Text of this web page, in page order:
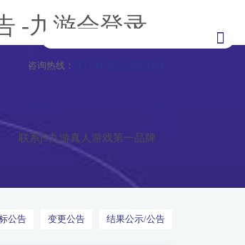
-九游会登录
咨询热线：
联系j9九游真人游戏第一品牌
公告 变更公告 结果公示/公告